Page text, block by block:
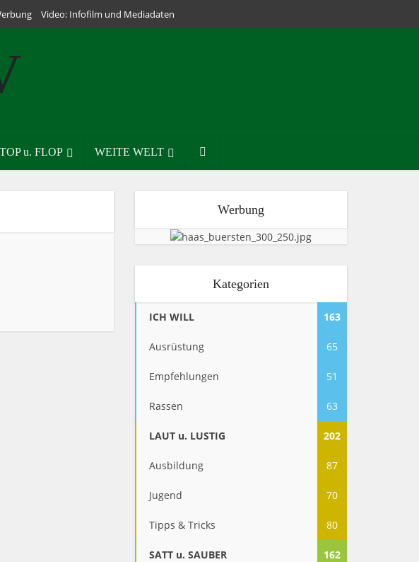
Video: Infofilm und Mediadaten
TOP u. FLOP WEITE WELT
Werbung
Kategorien
ICH WILL 163
Ausrüstung 65
Empfehlungen 51
Rassen 63
LAUT u. LUSTIG 202
Ausbildung 87
Jugend 70
Tipps & Tricks 80
SATT u. SAUBER 162